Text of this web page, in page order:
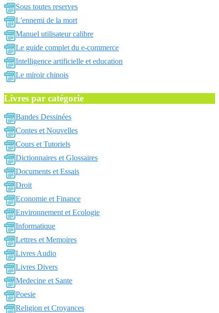
Sous toutes reserves
L'ennemi de la mort
Manuel utilisateur calibre
Le guide complet du e-commerce
Intelligence artificielle et education
Le miroir chinois
Livres par catégorie
Bandes Dessinées
Contes et Nouvelles
Cours et Tutoriels
Dictionnaires et Glossaires
Documents et Essais
Droit
Economie et Finance
Environnement et Ecologie
Informatique
Lettres et Memoires
Livres Audio
Livres Divers
Medecine et Sante
Poesie
Religion et Croyances